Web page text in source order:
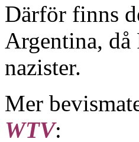
Därför finns
Argentina, då
nazister.
Mer
WTV: